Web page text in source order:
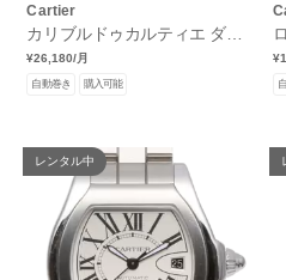
Cartier
カリブルドゥカルティエ ダイ
バー
¥26,180/月
自動巻き 購入可能
レンタル中